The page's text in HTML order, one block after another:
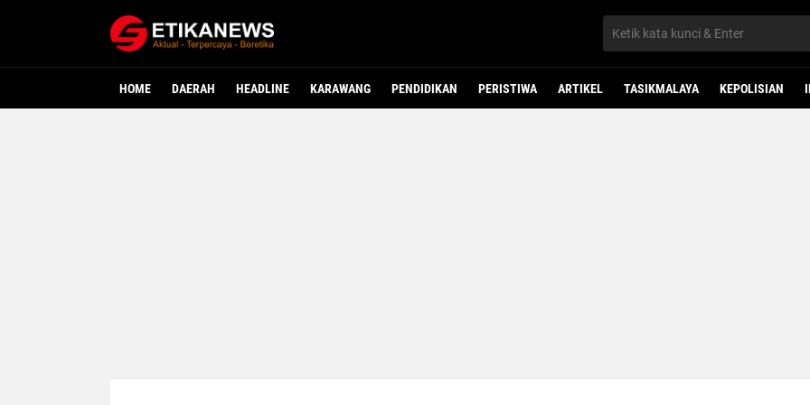
HOME DAERAH HEADLINE KARAWANG PENDIDIKAN PERISTIWA ARTIKEL TASIKMALAYA KEPOLISIAN